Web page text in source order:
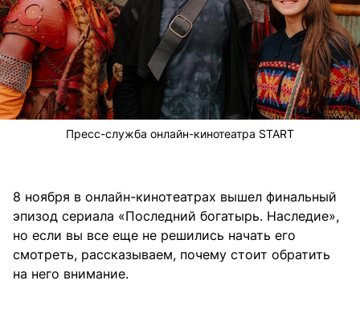
Пресс-служба онлайн-кинотеатра START
8 ноября в онлайн-кинотеатрах вышел финальный
эпизод сериала «Последний богатырь. Наследие»,
но если вы все еще не решились начать его
смотреть, рассказываем, почему стоит обратить
на него внимание.